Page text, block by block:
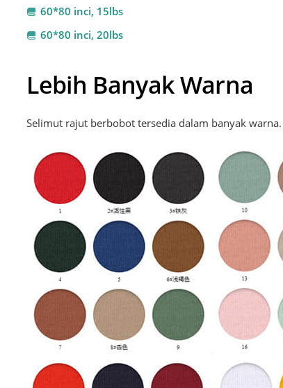
60*80 inci, 15lbs
60*80 inci, 20lbs
Lebih Banyak Warna
Selimut rajut berbobot tersedia dalam banyak